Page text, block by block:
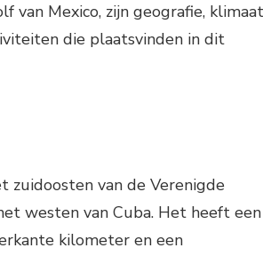
van Mexico, zijn geografie,
die plaatsvinden in dit
zuidoosten van de Verenigde
westen van Cuba. Het heeft een
kilometer en een